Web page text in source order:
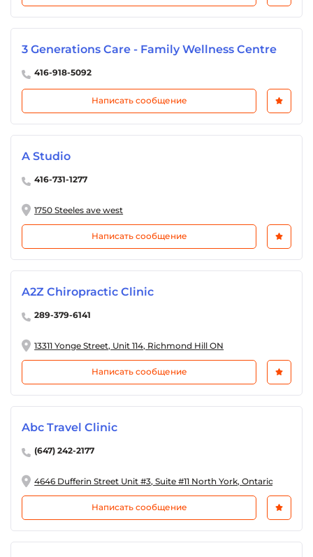
3 Generations Care - Family Wellness Centre
416-918-5092
Написать сообщение
A Studio
416-731-1277
1750 Steeles ave west
Написать сообщение
A2Z Chiropractic Clinic
289-379-6141
13311 Yonge Street, Unit 114, Richmond Hill ON
Написать сообщение
Abc Travel Clinic
(647) 242-2177
4646 Dufferin Street Unit #3, Suite #11 North York, Ontario
Написать сообщение